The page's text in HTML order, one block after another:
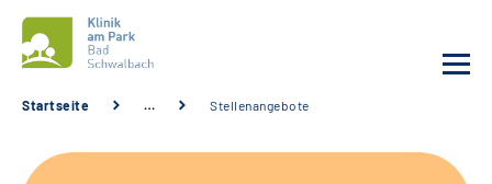
Startseite … Stellenangebote